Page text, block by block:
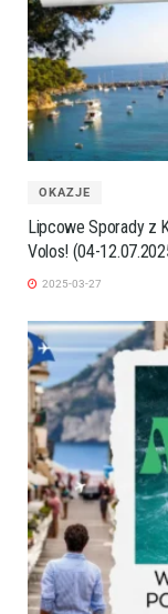
OKAZJE
Lipcowe Sporady z
Volos! (04-
2025-03-27